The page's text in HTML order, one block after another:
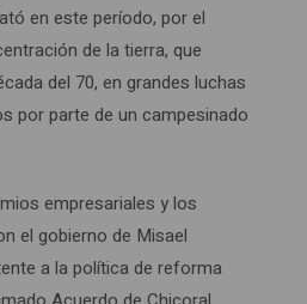
en este período, por el
de la tierra, que
del 70, en grandes luchas
por parte de un campesinado
empresariales y los
el gobierno de Misael
a la política de reforma